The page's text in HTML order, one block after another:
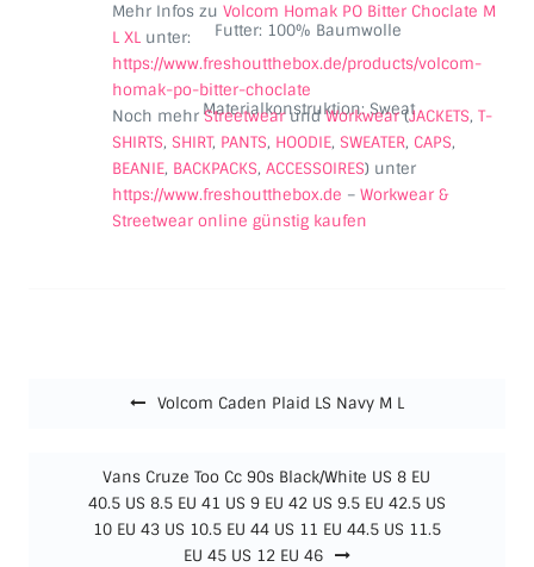
Futter: 100% Baumwolle
Materialkonstruktion: Sweat
Mehr Infos zu Volcom Homak PO Bitter Choclate M
L XL unter:
https://www.freshoutthebox.de/products/volcom-
homak-po-bitter-choclate
Noch mehr StreetwearundWorkwear(JACKETS, T-
SHIRTS, SHIRT, PANTS, HOODIE, SWEATER, CAPS,
BEANIE, BACKPACKS, ACCESSOIRES) unter
https://www.freshoutthebox.de – Workwear &
Streetwear online günstig kaufen
Volcom Caden Plaid LS Navy M L
Vans Cruze Too Cc 90s Black/White US 8 EU
40.5 US 8.5 EU 41 US 9 EU 42 US 9.5 EU 42.5 US
10 EU 43 US 10.5 EU 44 US 11 EU 44.5 US 11.5
EU 45 US 12 EU 46